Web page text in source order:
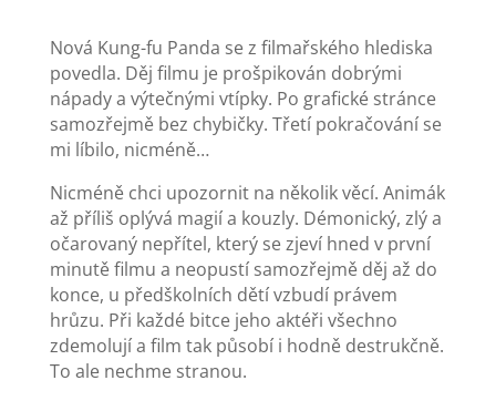
Nová Kung-fu Panda se z filmařského hlediska
povedla. Děj filmu je prošpikován dobrými
nápady a výtečnými vtípky. Po grafické stránce
samozřejmě bez chybičky. Třetí pokračování se
mi líbilo, nicméně…
Nicméně chci upozornit na několik věcí. Animák
až příliš oplývá magií a kouzly. Démonický, zlý a
očarovaný nepřítel, který se zjeví hned v první
minutě filmu a neopustí samozřejmě děj až do
konce, u předškolních dětí vzbudí právem
hrůzu. Při každé bitce jeho aktéři všechno
zdemolují a film tak působí i hodně destrukčně.
To ale nechme stranou.